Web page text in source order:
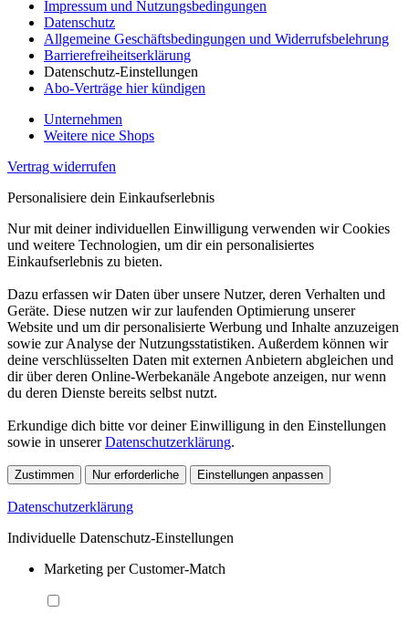
Impressum und Nutzungsbedingungen
Datenschutz
Allgemeine Geschäftsbedingungen und Widerrufsbelehrung
Barrierefreiheitserklärung
Datenschutz-Einstellungen
Abo-Verträge hier kündigen
Unternehmen
Weitere nice Shops
Vertrag widerrufen
Personalisiere dein Einkaufserlebnis
Nur mit deiner individuellen Einwilligung verwenden wir Cookies
und weitere Technologien, um dir ein personalisiertes
Einkaufserlebnis zu bieten.
Dazu erfassen wir Daten über unsere Nutzer, deren Verhalten und
Geräte. Diese nutzen wir zur laufenden Optimierung unserer
Website und um dir personalisierte Werbung und Inhalte anzuzeigen
sowie zur Analyse der Nutzungsstatistiken. Außerdem können wir
deine verschlüsselten Daten mit externen Anbietern abgleichen und
dir über deren Online-Werbekanäle Angebote anzeigen, nur wenn
du deren Dienste bereits selbst nutzt.
Erkundige dich bitte vor deiner Einwilligung in den Einstellungen
sowie in unsererDatenschutzerklärung.
Zustimmen Nur erforderliche Einstellungen anpassen
Datenschutzerklärung
Individuelle Datenschutz-Einstellungen
Marketing per Customer-Match